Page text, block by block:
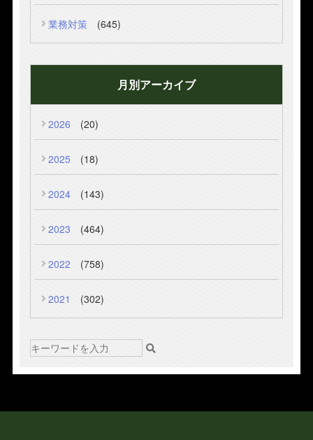
業務対策 (645)
月別アーカイブ
2026 (20)
2025 (18)
2024 (143)
2023 (464)
2022 (758)
2021 (302)